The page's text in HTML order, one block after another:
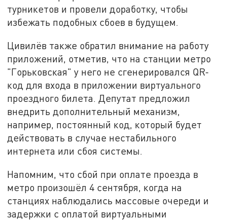
турникетов и провели доработку, чтобы
избежать подобных сбоев в будущем.
Цивилёв также обратил внимание на работу
приложений, отметив, что на станции метро
"Горьковская" у него не сгенерировался QR-
код для входа в приложении виртуального
проездного билета. Депутат предложил
внедрить дополнительный механизм,
например, постоянный код, который будет
действовать в случае нестабильного
интернета или сбоя системы.
Напомним, что сбой при оплате проезда в
метро произошёл 4 сентября, когда на
станциях наблюдались массовые очереди и
задержки с оплатой виртуальными